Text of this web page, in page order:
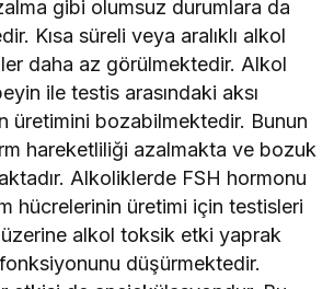
gibi olumsuz durumlara da
Kısa süreli veya aralıklı alkol
daha az görülmektedir. Alkol
ile testis arasındaki aksı
üretimini bozabilmektedir. Bunun
hareketliliği azalmakta ve bozuk
Alkoliklerde FSH hormonu
hücrelerinin üretimi için testisleri
alkol toksik etki yaprak
düşürmektedir.